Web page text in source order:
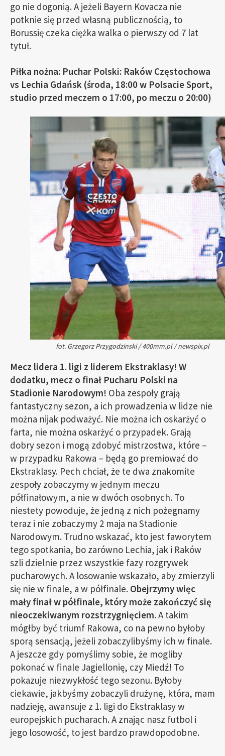
go nie dogonią. A jeżeli Bayern Kovacza nie
potknie się przed własną publicznością, to
Borussię czeka ciężka walka o pierwszy od 7 lat
tytuł.
Piłka nożna: Puchar Polski: Raków Częstochowa
vs Lechia Gdańsk (środa, 18:00 w Polsacie Sport,
studio przed meczem o 17:00, po meczu o 20:00)
fot. Grzegorz Przygodzinski / 400mm.pl / newspix.pl
Mecz lidera 1. ligi z liderem Ekstraklasy! W
dodatku, mecz o finał Pucharu Polski na
Stadionie Narodowym! Oba zespoły grają
fantastyczny sezon, a ich prowadzenia w lidze nie
można nijak podważyć. Nie można ich oskarżyć o
farta, nie można oskarżyć o przypadek. Grają
dobry sezon i mogą zdobyć mistrzostwa, które –
w przypadku Rakowa – będą go premiować do
Ekstraklasy. Pech chciał, że te dwa znakomite
zespoły zobaczymy w jednym meczu
półfinałowym, a nie w dwóch osobnych. To
niestety powoduje, że jedną z nich pożegnamy
teraz i nie zobaczymy 2 maja na Stadionie
Narodowym. Trudno wskazać, kto jest faworytem
tego spotkania, bo zarówno Lechia, jak i Raków
szli dzielnie przez wszystkie fazy rozgrywek
pucharowych. A losowanie wskazało, aby zmierzyli
się nie w finale, a w półfinale. Obejrzymy więc
mały finał w półfinale, który może zakończyć się
nieoczekiwanym rozstrzygnięciem.A takim
mógłby być triumf Rakowa, co na pewno byłoby
sporą sensacją, jeżeli zobaczylibyśmy ich w finale.
A jeszcze gdy pomyślimy sobie, że mogliby
pokonać w finale Jagiellonię, czy Miedź! To
pokazuje niezwykłość tego sezonu. Byłoby
ciekawie, jakbyśmy zobaczyli drużynę, która, mam
nadzieję, awansuje z 1. ligi do Ekstraklasy w
europejskich pucharach. A znając nasz futbol i
jego losowość, to jest bardzo prawdopodobne.